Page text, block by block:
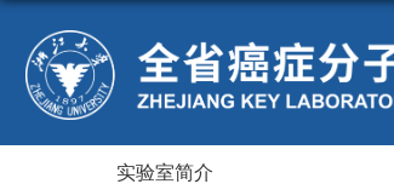
实验室简介